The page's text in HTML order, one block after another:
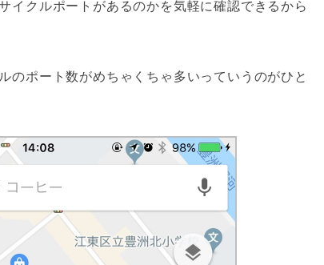
イクルポートがあるのかを気軽に確認できるから
のポート数がめちゃくちゃ多いっていうのがひと